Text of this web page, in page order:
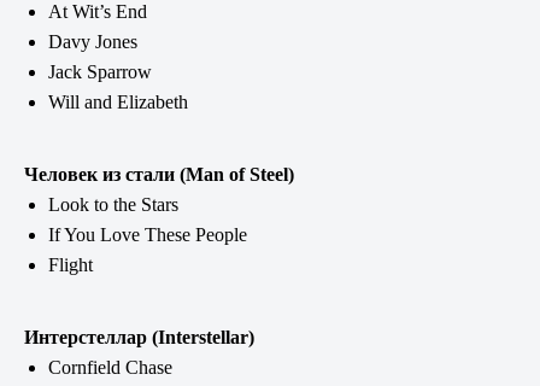
At Wit’s End
Davy Jones
Jack Sparrow
Will and Elizabeth
Человек из стали (Man of Steel)
Look to the Stars
If You Love These People
Flight
Интерстеллар (Interstellar)
Cornfield Chase